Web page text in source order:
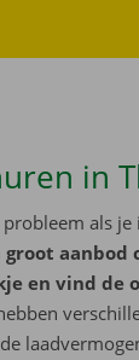
in
als
groot aanbod
en vind de